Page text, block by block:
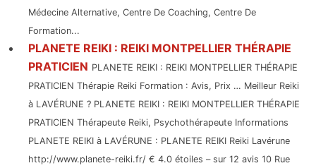
Médecine Alternative, Centre De Coaching, Centre De
Formation...
PLANETE REIKI : REIKI MONTPELLIER THÉRAPIE
PRATICIEN PLANETE REIKI : REIKI MONTPELLIER THÉRAPIE
PRATICIEN Thérapie Reiki Formation : Avis, Prix … Meilleur Reiki
à LAVÉRUNE ? PLANETE REIKI : REIKI MONTPELLIER THÉRAPIE
PRATICIEN Thérapeute Reiki, Psychothérapeute Informations
PLANETE REIKI à LAVÉRUNE : PLANETE REIKI Reiki Lavérune
http://www.planete-reiki.fr/ € 4.0 étoiles – sur 12 avis 10 Rue